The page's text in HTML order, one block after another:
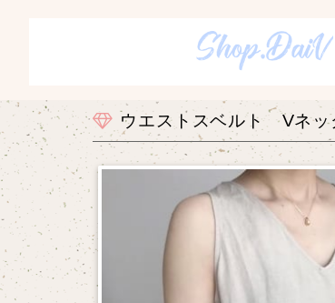
ウエストスベルト Vネ